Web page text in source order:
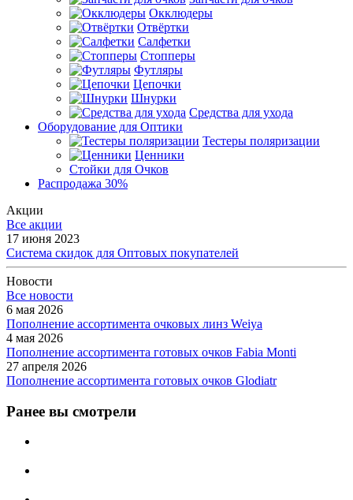
Окклюдеры
Отвёртки
Салфетки
Стопперы
Футляры
Цепочки
Шнурки
Средства для ухода
Оборудование для Оптики
Тестеры поляризации
Ценники
Стойки для Очков
Распродажа 30%
Акции
Все акции
17 июня 2023
Система скидок для Оптовых покупателей
Новости
Все новости
6 мая 2026
Пополнение ассортимента очковых линз Weiya
4 мая 2026
Пополнение ассортимента готовых очков Fabia Monti
27 апреля 2026
Пополнение ассортимента готовых очков Glodiatr
Ранее вы смотрели